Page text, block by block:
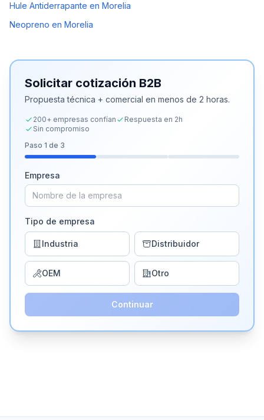
Hule Antiderrapante en Morelia
Neopreno en Morelia
Solicitar cotización B2B
Propuesta técnica + comercial en menos de 2 horas.
200+ empresas confían
Respuesta en 2h
Sin compromiso
Paso 1 de 3
Empresa
Tipo de empresa
Industria Distribuidor
OEM Otro
Continuar